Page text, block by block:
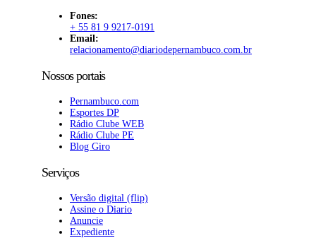
Fones:
+ 55 81 9 9217-0191
Email:
relacionamento@diariodepernambuco.com.br
Nossos portais
Pernambuco.com
Esportes DP
Rádio Clube WEB
Rádio Clube PE
Blog Giro
Serviços
Versão digital (flip)
Assine o Diario
Anuncie
Expediente